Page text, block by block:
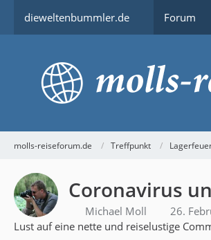
dieweltenbummler.de Forum
molls-reiseforum.de Treffpunkt
Coronavirus
Michael Moll
26.
Lust auf eine nette und reiselustige